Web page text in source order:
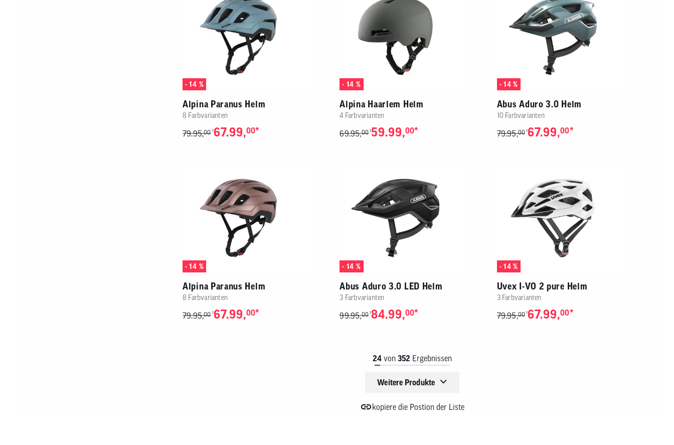
- 14 %
Alpina Paranus Helm
8 Farbvarianten
79.95,00 167.99,00*
- 14 %
Alpina Haarlem Helm
4 Farbvarianten
69.95,00 159.99,00*
- 14 %
Abus Aduro 3.0 Helm
10 Farbvarianten
79.95,00 167.99,00*
- 14 %
Alpina Paranus Helm
8 Farbvarianten
79.95,00 167.99,00*
- 14 %
Abus Aduro 3.0 LED Helm
3 Farbvarianten
99.95,00 184.99,00*
- 14 %
Uvex I-VO 2 pure Helm
3 Farbvarianten
79.95,00 167.99,00*
24 von 352 Ergebnissen
Weitere Produkte
kopiere die Postion der Liste